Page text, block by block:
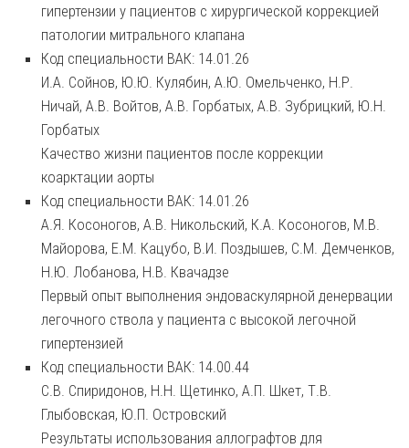
гипертензии у пациентов с хирургической коррекцией
патологии митрального клапана
Код специальности ВАК: 14.01.26
И.А. Сойнов, Ю.Ю. Кулябин, А.Ю. Омельченко, Н.Р.
Ничай, А.В. Войтов, А.В. Горбатых, А.В. Зубрицкий, Ю.Н.
Горбатых
Качество жизни пациентов после коррекции
коарктации аорты
Код специальности ВАК: 14.01.26
А.Я. Косоногов, А.В. Никольский, К.А. Косоногов, М.В.
Майорова, Е.М. Кацубо, В.И. Поздышев, С.М. Демченков,
Н.Ю. Лобанова, Н.В. Квачадзе
Первый опыт выполнения эндоваскулярной денервации
легочного ствола у пациента с высокой легочной
гипертензией
Код специальности ВАК: 14.00.44
С.В. Спиридонов, Н.Н. Щетинко, А.П. Шкет, Т.В.
Глыбовская, Ю.П. Островский
Результаты использования аллографтов для